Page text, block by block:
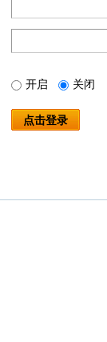
开启 关闭
点击登录